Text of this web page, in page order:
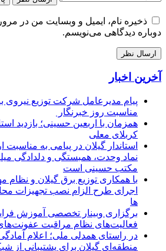
ذخیره نام، ایمیل و وبسایت من در
دوباره دیدگاهی می‌نویسم.
آخرین اخبار
پیام مدیرعامل شركت توزیع نیروی
مناسبت روز خبرنگار ‌
همزمان با اربعین حسینی؛ بازدید
کربلای معلی
استاندار گیلان در پیامی به مناسبت
نماد وحدت، همبستگی و دلدادگی
مکتب حسینی است
با همکاری توزیع برق گیلان و نظام
اجرای طرح الزام نصب تجهیزات
ها
برگزاری وبینار تخصصی آموزش
فعالیت‌های نظام مراقبت
در راستای همدلی ملی؛ اعلام
منطقه‌ای گیلان برای پشتیبانی از